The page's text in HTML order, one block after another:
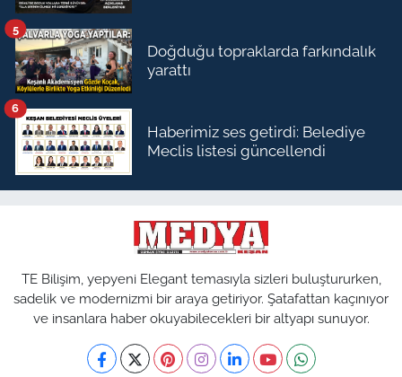
Doğduğu topraklarda farkındalık
yarattı
5
Haberimiz ses getirdi: Belediye
Meclis listesi güncellendi
6
TE Bilişim, yepyeni Elegant temasıyla sizleri buluştururken,
sadelik ve modernizmi bir araya getiriyor. Şatafattan kaçınıyor
ve insanlara haber okuyabilecekleri bir altyapı sunuyor.